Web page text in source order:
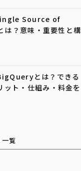
Source of
？意味・重要性と構
とは？できる
ット・仕組み・料金を
覧